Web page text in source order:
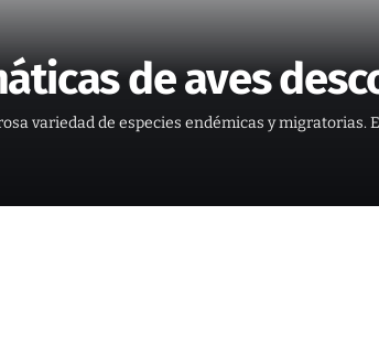
de aves
variedad de especies endémicas y migratorias.